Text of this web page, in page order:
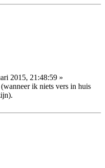
2015, 21:48:59 »
ik niets vers in huis